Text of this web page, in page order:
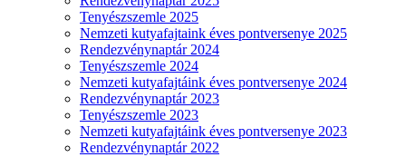
Tenyészszemle 2025
Nemzeti kutyafajtaink éves pontversenye 2025
Rendezvénynaptár 2024
Tenyészszemle 2024
Nemzeti kutyafajtáink éves pontversenye 2024
Rendezvénynaptár 2023
Tenyészszemle 2023
Nemzeti kutyafajtáink éves pontversenye 2023
Rendezvénynaptár 2022